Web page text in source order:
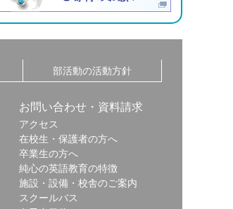
部活動の活動方針
お問い合わせ・資料請求
アクセス
在校生・保護者の方へ
卒業生の方へ
純心の英語教育の特徴
施設・設備・校舎のご案内
スクールバス